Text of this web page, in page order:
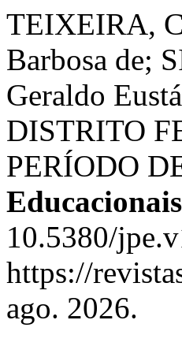
TEIXEIRA,
Barbosa de;
Geraldo
DISTRITO
PERÍODO
Educacionais
10.5380/
https://
ago. 2026.